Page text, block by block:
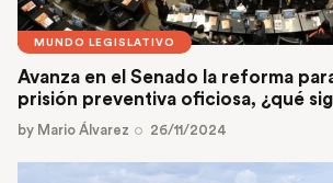
MUNDO LEGISLATIVO
Avanza en el Senado la reforma
prisión preventiva oficiosa, ¿qué
by Mario Álvarez 26/11/2024